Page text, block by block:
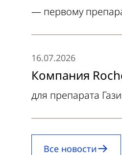
— первому
Компания
16.07.2026
для препарата
Все новости